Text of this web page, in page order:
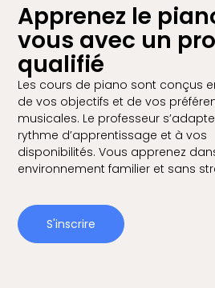
Apprenez le
vous avec un
qualifié
Les cours de piano sont conçus
de vos objectifs et de vos
musicales. Le professeur
rythme d’apprentissage et à vos
disponibilités. Vous apprenez
environnement familier et sans
S'inscrire